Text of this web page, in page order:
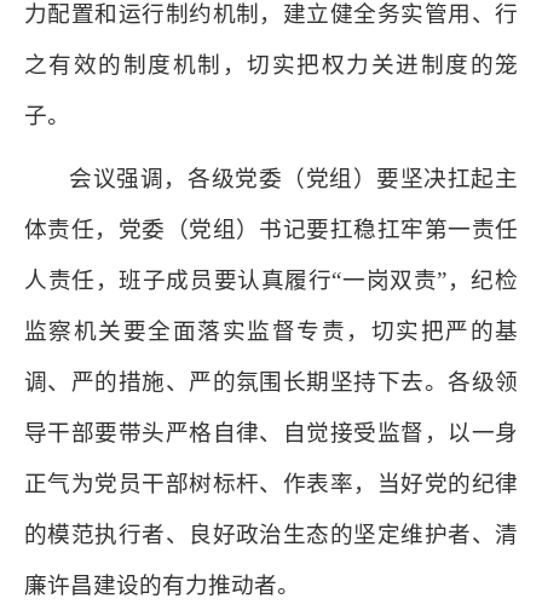
力配置和运行制约机制，建立健全务实管用、行
之有效的制度机制，切实把权力关进制度的笼
子。
会议强调，各级党委（党组）要坚决扛起主
体责任，党委（党组）书记要扛稳扛牢第一责任
人责任，班子成员要认真履行“一岗双责”，纪检
监察机关要全面落实监督专责，切实把严的基
调、严的措施、严的氛围长期坚持下去。各级领
导干部要带头严格自律、自觉接受监督，以一身
正气为党员干部树标杆、作表率，当好党的纪律
的模范执行者、良好政治生态的坚定维护者、清
廉许昌建设的有力推动者。